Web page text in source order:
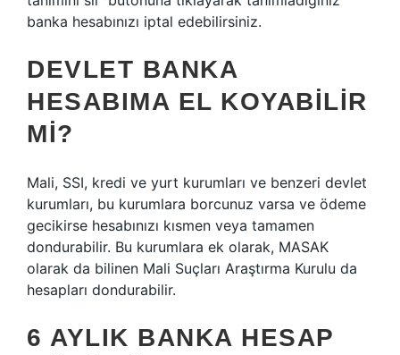
banka hesabınızı iptal edebilirsiniz.
DEVLET BANKA
HESABIMA EL KOYABILIR
MI?
Mali, SSI, kredi ve yurt kurumları ve benzeri devlet
kurumları, bu kurumlara borcunuz varsa ve ödeme
gecikirse hesabınızı kısmen veya tamamen
dondurabilir. Bu kurumlara ek olarak, MASAK
olarak da bilinen Mali Suçları Araştırma Kurulu da
hesapları dondurabilir.
6 AYLIK BANKA HESAP